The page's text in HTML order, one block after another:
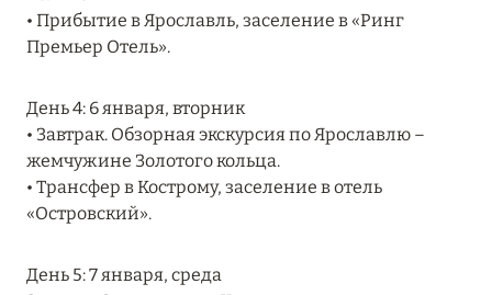
27 сентября 2024
КОНЦЕПЦИЯ «ВСЁ ВКЛЮЧЕНО – ВСЁ
ЭКСКЛЮЗИВНО»
Подробнее
• Прибытие в Ярославль, заселение в «Ринг
Премьер Отель».
День 4: 6 января, вторник
• Завтрак. Обзорная экскурсия по Ярославлю –
жемчужине Золотого кольца.
• Трансфер в Кострому, заселение в отель
«Островский».
День 5: 7 января, среда